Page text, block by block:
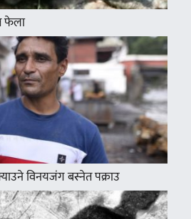
फेला
विनयजंग बस्नेत पक्राउ